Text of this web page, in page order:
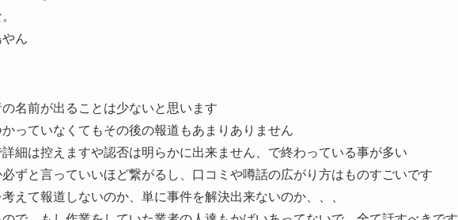
ん
名前が出ることは少ないと思います
っていなくてもその後の報道もあまりありません
細は控えますや認否は明らかに出来ません、で終わっている事が多い
ずと言っていいほど繋がるし、口コミや噂話の広がり方はものすごいです
えて報道しないのか、単に事件を解決出来ないのか、、、